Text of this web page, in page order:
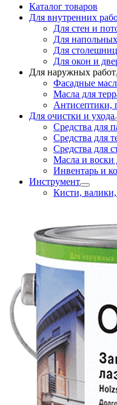
Каталог товаров
Для внутренних
Для стен и
Для
Для
Для окон и
Для наружных работ
Фасадные
Масла для
Антисептики,
Для очистки и ухода
Средства для
Средства для
Средства для
Масла и воски
Инвентарь и
Инструмент
Кисти,